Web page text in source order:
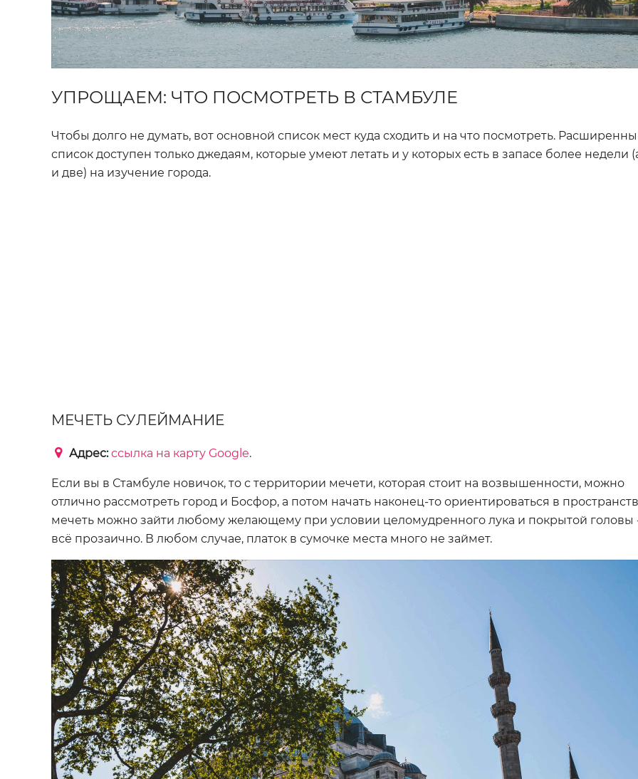
УПРОЩАЕМ: ЧТО ПОСМОТРЕТЬ В СТАМБУЛЕ
Чтобы долго не думать, вот основной список мест куда сходить и на что посмотреть.
список доступен только джедаям, которые умеют летать и у которых есть в запасе более недели
и две) на изучение города.
МЕЧЕТЬ СУЛЕЙМАНИЕ
Адрес: ссылка на карту Google.
Если вы в Стамбуле новичок, то с территории мечети, которая стоит на возвышенности, можно
отлично рассмотреть город и Босфор, а потом начать наконец-то ориентироваться в
мечеть можно зайти любому желающему при условии целомудренного лука и покрытой головы
всё прозаично. В любом случае, платок в сумочке места много не займет.